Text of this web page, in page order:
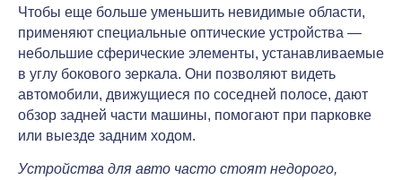
Чтобы еще больше уменьшить невидимые области,
применяют специальные оптические устройства —
небольшие сферические элементы, устанавливаемые
в углу бокового зеркала. Они позволяют видеть
автомобили, движущиеся по соседней полосе, дают
обзор задней части машины, помогают при парковке
или выезде задним ходом.
Устройства для авто часто стоят недорого,